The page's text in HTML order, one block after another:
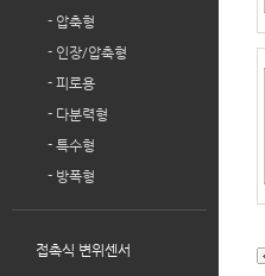
- 압축형
- 인장/압축형
- 피로용
- 다분력형
- 특수형
- 방폭형
접촉식 변위센서